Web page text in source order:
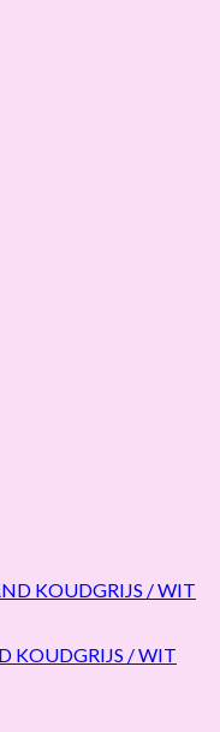
KOUDGRIJS / WIT